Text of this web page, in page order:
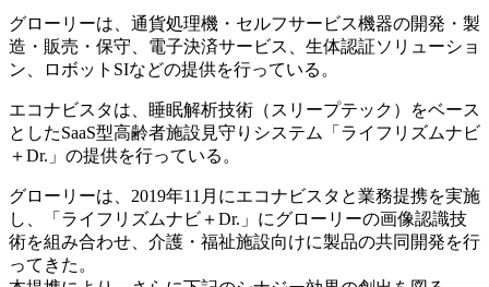
グローリーは、通貨処理機・セルフサービス機器の開発・製
造・販売・保守、電子決済サービス、生体認証ソリューショ
ン、ロボットSIなどの提供を行っている。
エコナビスタは、睡眠解析技術（スリープテック）をベース
としたSaaS型高齢者施設見守りシステム「ライフリズムナビ
＋Dr.」の提供を行っている。
グローリーは、2019年11月にエコナビスタと業務提携を実施
し、「ライフリズムナビ＋Dr.」にグローリーの画像認識技
術を組み合わせ、介護・福祉施設向けに製品の共同開発を行
ってきた。